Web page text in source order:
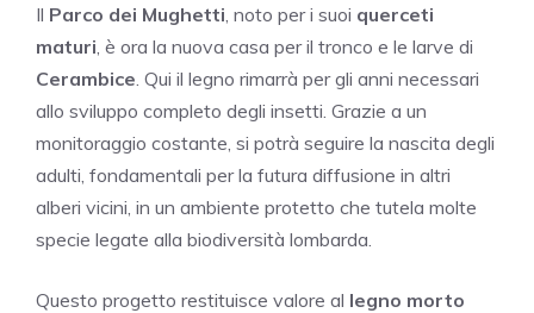
Il Parco dei Mughetti , noto per i suoi querceti
maturi , è ora la nuova casa per il tronco e le larve di
Cerambice . Qui il legno rimarrà per gli anni necessari
allo sviluppo completo degli insetti. Grazie a un
monitoraggio costante, si potrà seguire la nascita degli
adulti, fondamentali per la futura diffusione in altri
alberi vicini, in un ambiente protetto che tutela molte
specie legate alla biodiversità lombarda.
Questo progetto restituisce valore al legno morto